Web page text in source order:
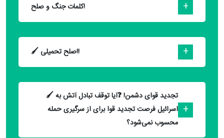
کلمات جنگ و صلح!
🖌 صلح تحمیلی!!
🖌 تجدید قوای دشمن! ❓آیا توقف تبادل آتش به
اسرائیل فرصت تجدید قوا برای از سرگیری حمله
محسوب نمی‌شود؟